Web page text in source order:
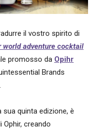
il vostro spirito di
world adventure cocktail
promosso da Opihr
Brands
.
sua quinta edizione, è
creando